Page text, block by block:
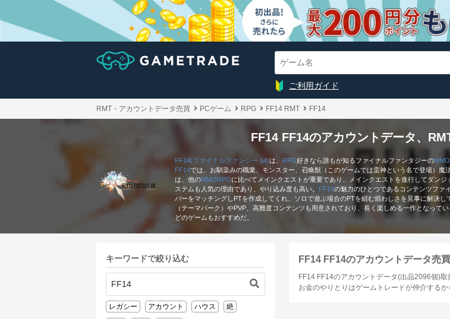
ご利用ガイド
RMT・アカウントデータ売買 PCゲーム RPG FF14 RMT FF14
FF14 FF14のアカウントデータ、
FF14(ファイナルファンジー 14)は、 RPG好きなら誰もが知るファイナルファンタジーの
FF14では、お馴染みの職業、モンスター、召喚獣（このゲームでは蛮神という名で登場）魔
は、他のMMORPGに比べてメインクエストが重要であり、メインクエストを進行してダンジ
ステムも人気の理由であり、やり込み度も高い。 FF14の魅力のひとつであるコンテンツファ
バーをマッチングしPTを作成してくれ、ソロで遊ぶ場合のPTを組む煩わしさを見事に解決
（テーマパーク）やPVP、高難度コンテンツも用意されており、長く楽しめる一作となって
どのゲームもおすすめだ。
キーワードで絞り込む
レガシー アカウント ハウス 絶
FF14 FF14のアカウントデータ売
FF14 FF14のアカウントデータ(出品2096個)
お金のやりとりはゲームトレードが仲介する